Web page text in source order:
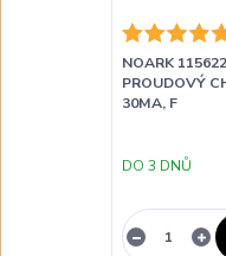
NOARK
PROUDOVÝ
30MA, F
DO 3 DNŮ